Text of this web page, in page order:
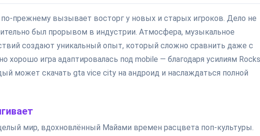
прежнему вызывает восторг у новых и старых игроков. Дело не
был прорывом в индустрии. Атмосфера, музыкальное
создают уникальный опыт, который сложно сравнить даже с
хорошо игра адаптировалась под mobile — благодаря усилиям
может скачать gta vice city на андроид и наслаждаться полной
мир, вдохновлённый Майами времен расцвета поп-культуры.